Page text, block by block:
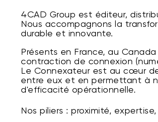
4CAD Group est éditeur,
Nous accompagnons la
durable et innovante.
Présents en France, au
contraction de connexion
Le Connexateur est au cœur
entre eux et en permettant à
d'efficacité opérationnelle.
Nos piliers : proximité,